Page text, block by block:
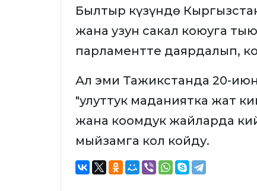
Былтыр күзүндө
жана узун сакал коюуга
парламентте даярдалып,
Ал эми Тажикстанда 20-
"улуттук маданиятка жат
жана коомдук жайларда
мыйзамга кол койду.